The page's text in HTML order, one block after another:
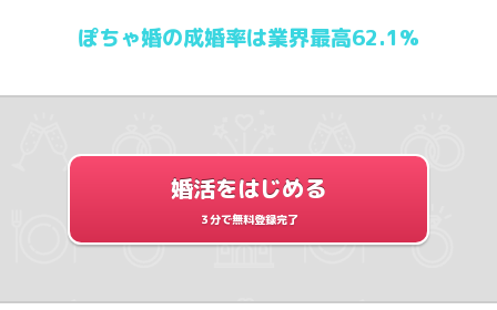
ぽちゃ婚の成婚率は業界最高62.1%
婚活をはじめる
３分で無料登録完了